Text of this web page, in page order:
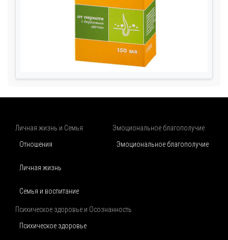
Личная жизнь и Семья
Отношения
Личная жизнь
Семья и воспитание
Эмоциональное благополучие
Эмоциональное благополучие
Психическое здоровье и Осознанность
Психическое здоровье